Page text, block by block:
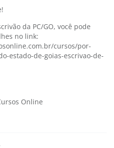
da PC/GO, você pode
no link:
cursos/por-
estado-de-goias-escrivao-de-
Online